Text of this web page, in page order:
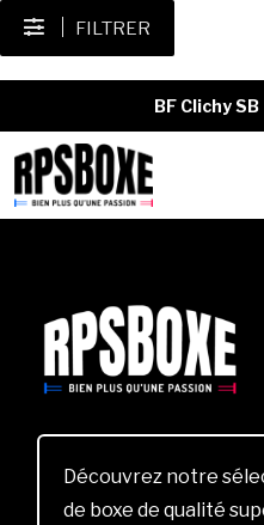
FILTRER
BF Clichy SB
Découvrez notre
de boxe de qualité